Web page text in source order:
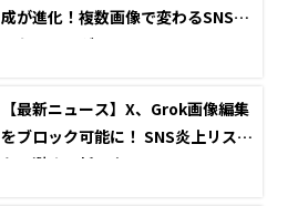
成が進化！複数画像で変わるSNSマ
ーケティング
【最新ニュース】X、Grok画像編集
をブロック可能に！ SNS炎上リスク
を回避する新設定